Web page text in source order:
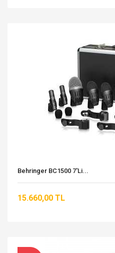
Behringer BC1500 7'li...
15.660,00 TL